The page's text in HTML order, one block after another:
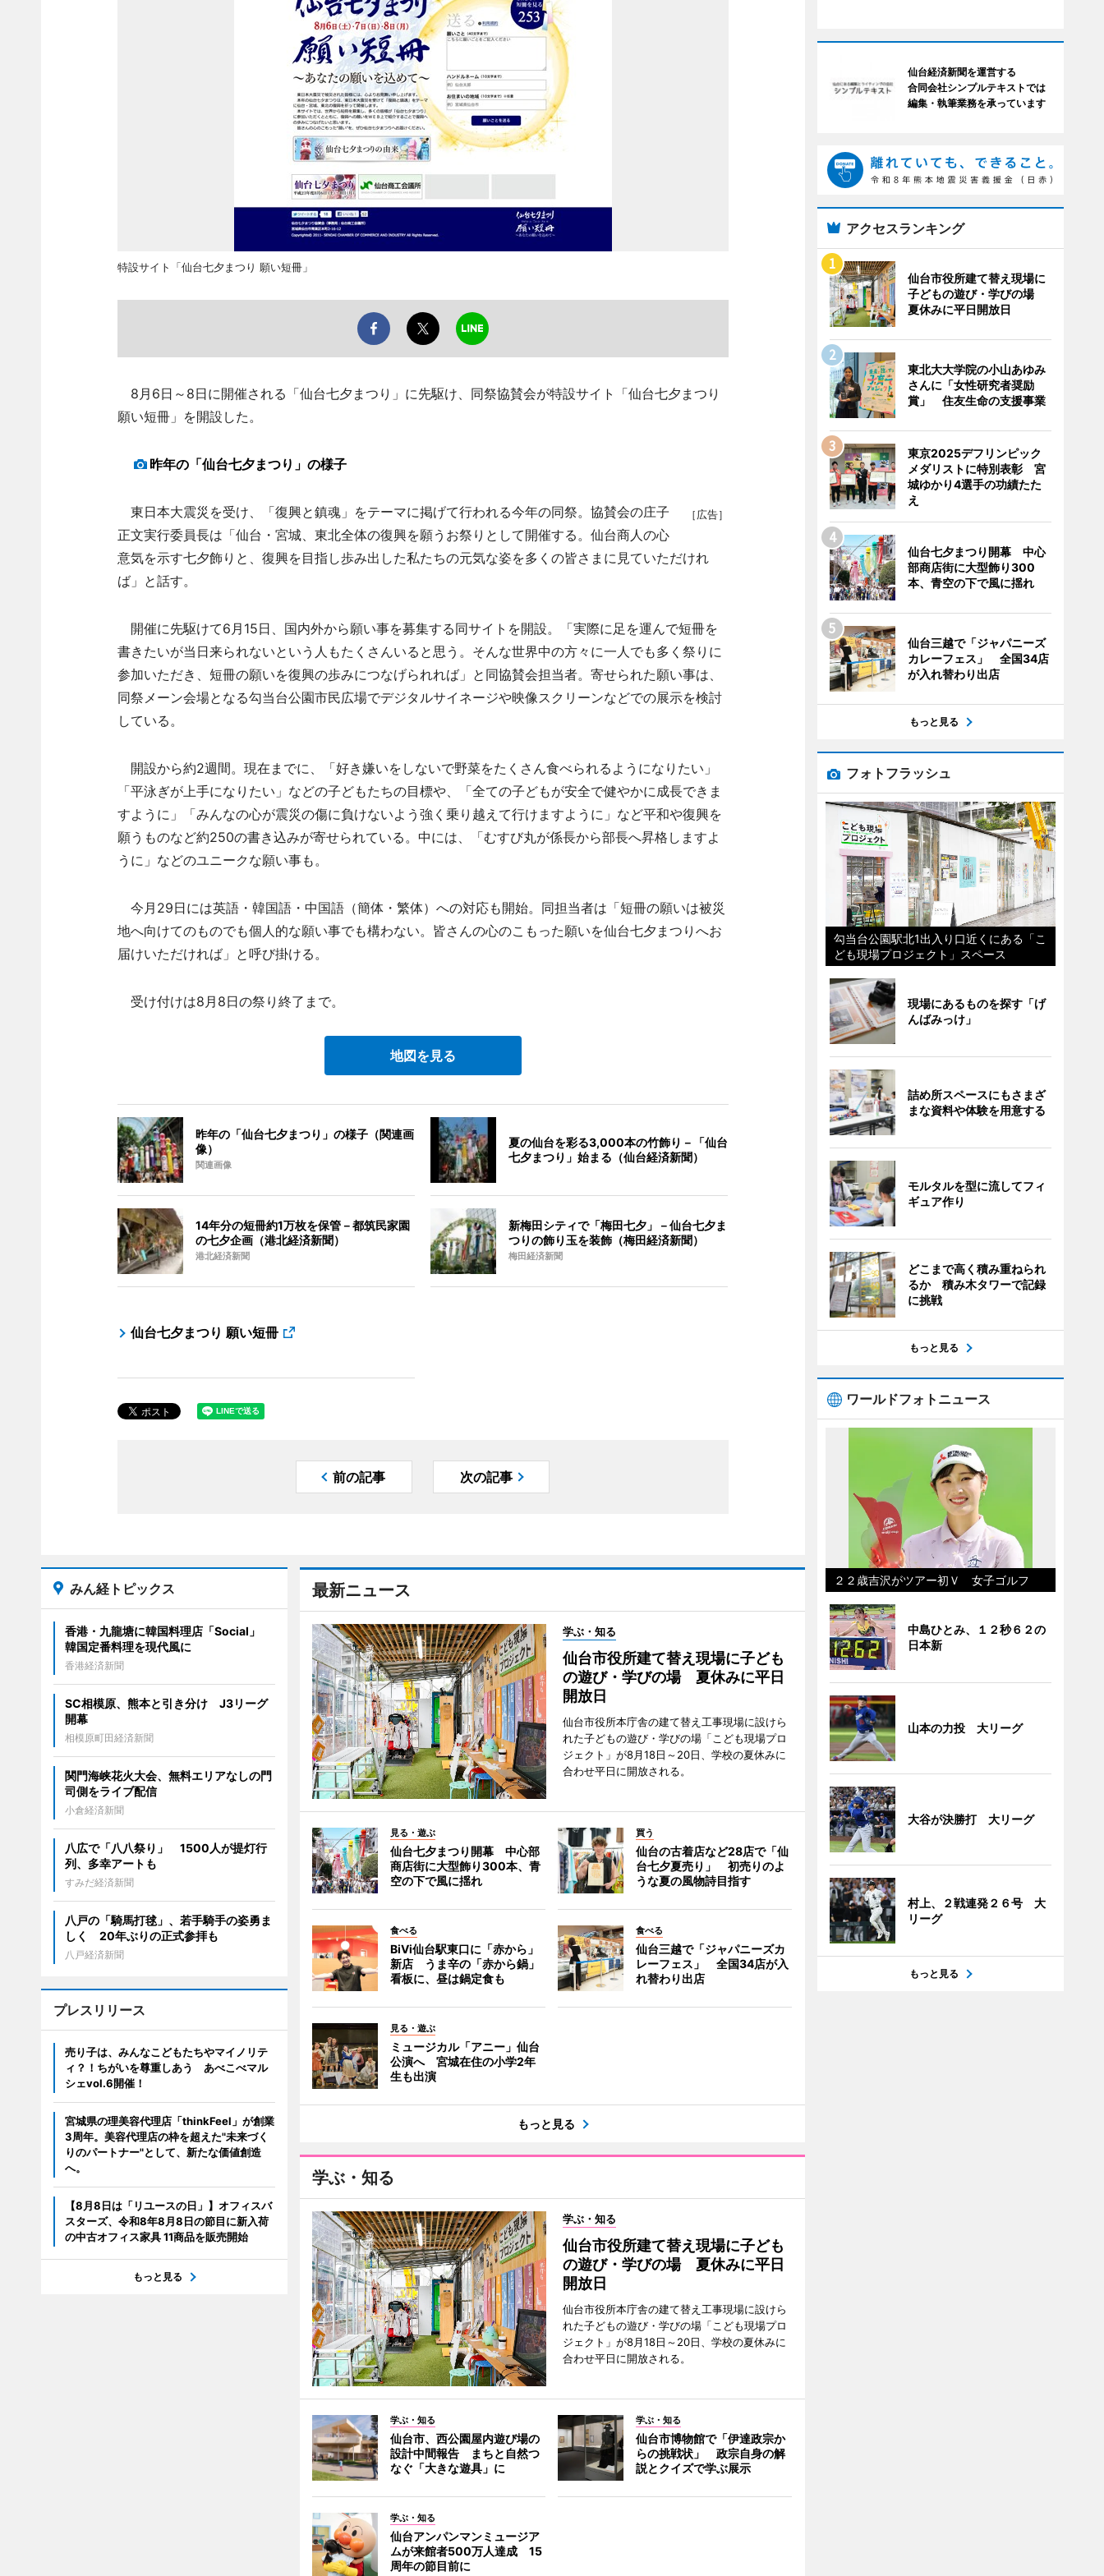
特設サイト「仙台七夕まつり 願い短冊」
8月6日～8日に開催される「仙台七夕まつり」に先駆け、同祭協賛会が特設サイト「仙台七夕まつり
願い短冊」を開設した。
昨年の「仙台七夕まつり」の様子
［広告］
東日本大震災を受け、「復興と鎮魂」をテーマに掲げて行われる今年の同祭。協賛会の庄子
正文実行委員長は「仙台・宮城、東北全体の復興を願うお祭りとして開催する。仙台商人の心
意気を示す七夕飾りと、復興を目指し歩み出した私たちの元気な姿を多くの皆さまに見ていただけれ
ば」と話す。
開催に先駆けて6月15日、国内外から願い事を募集する同サイトを開設。「実際に足を運んで短冊を
書きたいが当日来られないという人もたくさんいると思う。そんな世界中の方々に一人でも多く祭りに
参加いただき、短冊の願いを復興の歩みにつなげられれば」と同協賛会担当者。寄せられた願い事は、
同祭メーン会場となる勾当台公園市民広場でデジタルサイネージや映像スクリーンなどでの展示を検討
している。
開設から約2週間。現在までに、「好き嫌いをしないで野菜をたくさん食べられるようになりたい」
「平泳ぎが上手になりたい」などの子どもたちの目標や、「全ての子どもが安全で健やかに成長できま
すように」「みんなの心が震災の傷に負けないよう強く乗り越えて行けますように」など平和や復興を
願うものなど約250の書き込みが寄せられている。中には、「むすび丸が係長から部長へ昇格しますよ
うに」などのユニークな願い事も。
今月29日には英語・韓国語・中国語（簡体・繁体）への対応も開始。同担当者は「短冊の願いは被災
地へ向けてのものでも個人的な願い事でも構わない。皆さんの心のこもった願いを仙台七夕まつりへお
届けいただければ」と呼び掛ける。
受け付けは8月8日の祭り終了まで。
地図を見る
昨年の「仙台七夕まつり」の様子（関連画
像）
関連画像
夏の仙台を彩る3,000本の竹飾り－「仙台
七夕まつり」始まる（仙台経済新聞）
14年分の短冊約1万枚を保管－都筑民家園
の七夕企画（港北経済新聞）
港北経済新聞
新梅田シティで「梅田七夕」－仙台七夕ま
つりの飾り玉を装飾（梅田経済新聞）
梅田経済新聞
仙台七夕まつり 願い短冊
前の記事 次の記事
最新ニュース
学ぶ・知る
仙台市役所建て替え現場に子ども
の遊び・学びの場 夏休みに平日
開放日
仙台市役所本庁舎の建て替え工事現場に設けら
れた子どもの遊び・学びの場「こども現場プロ
ジェクト」が8月18日～20日、学校の夏休みに
合わせ平日に開放される。
見る・遊ぶ
仙台七夕まつり開幕 中心部
商店街に大型飾り300本、青
空の下で風に揺れ
買う
仙台の古着店など28店で「仙
台七夕夏売り」 初売りのよ
うな夏の風物詩目指す
食べる
BiVi仙台駅東口に「赤から」
新店 うま辛の「赤から鍋」
看板に、昼は鍋定食も
食べる
仙台三越で「ジャパニーズカ
レーフェス」 全国34店が入
れ替わり出店
見る・遊ぶ
ミュージカル「アニー」仙台
公演へ 宮城在住の小学2年
生も出演
もっと見る
学ぶ・知る
学ぶ・知る
仙台市役所建て替え現場に子ども
の遊び・学びの場 夏休みに平日
開放日
仙台市役所本庁舎の建て替え工事現場に設けら
れた子どもの遊び・学びの場「こども現場プロ
ジェクト」が8月18日～20日、学校の夏休みに
合わせ平日に開放される。
学ぶ・知る
仙台市、西公園屋内遊び場の
設計中間報告 まちと自然つ
なぐ「大きな遊具」に
学ぶ・知る
仙台市博物館で「伊達政宗か
らの挑戦状」 政宗自身の解
説とクイズで学ぶ展示
学ぶ・知る
仙台アンパンマンミュージア
ムが来館者500万人達成 15
周年の節目前に
みん経トピックス
香港・九龍塘に韓国料理店「Social」
韓国定番料理を現代風に
香港経済新聞
SC相模原、熊本と引き分け J3リーグ
開幕
相模原町田経済新聞
関門海峡花火大会、無料エリアなしの門
司側をライブ配信
小倉経済新聞
八広で「八八祭り」 1500人が提灯行
列、多幸アートも
すみだ経済新聞
八戸の「騎馬打毬」、若手騎手の姿勇ま
しく 20年ぶりの正式参拝も
八戸経済新聞
プレスリリース
売り子は、みんなこどもたちやマイノリテ
ィ？！ちがいを尊重しあう あべこべマル
シェvol.6開催！
宮城県の理美容代理店「thinkFeel」が創業
3周年。美容代理店の枠を超えた"未来づく
りのパートナー"として、新たな価値創造
へ。
【8月8日は「リユースの日」】オフィスバ
スターズ、令和8年8月8日の節目に新入荷
の中古オフィス家具 11商品を販売開始
もっと見る
仙台経済新聞を運営する
合同会社シンプルテキストでは
編集・執筆業務を承っています
アクセスランキング
仙台市役所建て替え現場に
子どもの遊び・学びの場
夏休みに平日開放日
東北大大学院の小山あゆみ
さんに「女性研究者奨励
賞」 住友生命の支援事業
東京2025デフリンピック
メダリストに特別表彰 宮
城ゆかり4選手の功績たた
え
仙台七夕まつり開幕 中心
部商店街に大型飾り300
本、青空の下で風に揺れ
仙台三越で「ジャパニーズ
カレーフェス」 全国34店
が入れ替わり出店
もっと見る
フォトフラッシュ
勾当台公園駅北1出入り口近くにある「こ
ども現場プロジェクト」スペース
現場にあるものを探す「げ
んばみっけ」
詰め所スペースにもさまざ
まな資料や体験を用意する
モルタルを型に流してフィ
ギュア作り
どこまで高く積み重ねられ
るか 積み木タワーで記録
に挑戦
もっと見る
ワールドフォトニュース
２２歳吉沢がツアー初Ｖ 女子ゴルフ
中島ひとみ、１２秒６２の
日本新
山本の力投 大リーグ
大谷が決勝打 大リーグ
村上、２戦連発２６号 大
リーグ
もっと見る